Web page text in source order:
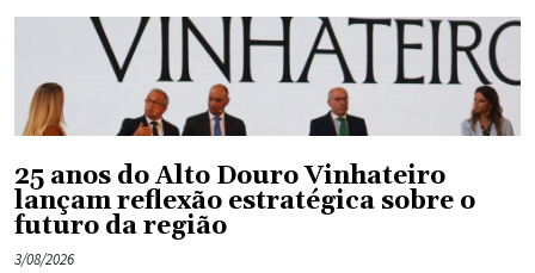
25 anos do Alto Douro Vinhateiro
lançam reflexão estratégica sobre o
futuro da região
3/08/2026